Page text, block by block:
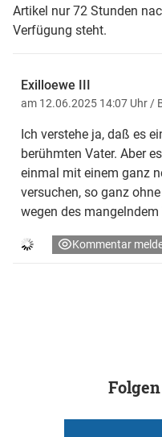
Artikel nur 72 Stunden
Verfügung steht.
Exilloewe III
am 12.06.2025 14:07 Uhr /
Ich verstehe ja, daß es
berühmten Vater. Aber
einmal mit einem ganz
versuchen, so ganz
wegen des
Kommentar